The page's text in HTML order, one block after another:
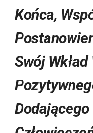
Końca,
Swój Wkład